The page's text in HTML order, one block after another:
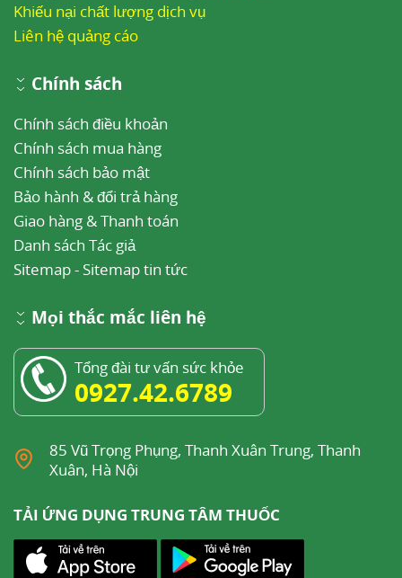
Khiếu nại chất lượng dịch vụ
Liên hệ quảng cáo
Chính sách
Chính sách điều khoản
Chính sách mua hàng
Chính sách bảo mật
Bảo hành & đổi trả hàng
Giao hàng & Thanh toán
Danh sách Tác giả
Sitemap- Sitemap tin tức
Mọi thắc mắc liên hệ
Tổng đài tư vấn sức khỏe
0927.42.6789
85 Vũ Trọng Phụng, Thanh Xuân Trung, Thanh
Xuân, Hà Nội
TẢI ỨNG DỤNG TRUNG TÂM THUỐC